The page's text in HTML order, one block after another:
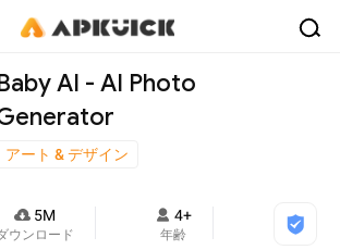
AI - AI Photo
アート & デザイン
5M
ウンロード
4+
年齢